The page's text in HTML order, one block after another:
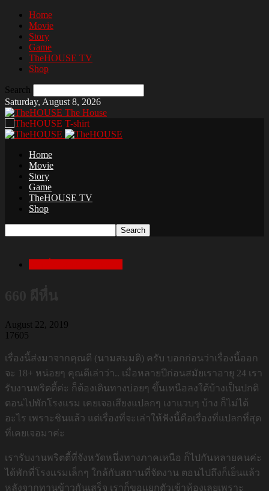
Home
Movie
Story
Game
TheHOUSE TV
Shop
Search
Saturday, August 8, 2026
The House
Home
Movie
Story
Game
TheHOUSE TV
Shop
August 22, 2019
17605
เรื่องนี้ส่งมาจากคุณดี (นามสมมติ) ครับ บอกก่อนว่าเรื่องนี้ออก
จะ 18+ หน่อยๆ คุณดีเล่าว่า.. เมื่อหลายปีก่อนสมัยเราอายุ 24 เรา
รับงานพริตตี้ค่ะ ก็ต้องเดินทางบ่อยๆ ขึ้นเหนือลงใต้บ้างเป็นปกติ
ตอนไปพักโรงแรม เคยเจอเสียงแปลกๆ เงาแวบๆ บ้าง ก็ไม่ได้
อะไร เพราะชินแล้ว แต่เรื่องที่จะเล่าให้ฟังนี้คือเรื่องที่แปลกที่สุด
ที่เคยเจอมาค่ะ
เรารับงานพริตตี้ที่จังหวัดหนึ่งทางภาคเหนือ ก็ไปกันหลายคนค่ะ
ได้พักที่โรงแรมเล็กๆ ใกล้กับสถานที่จัดงาน ตอนไปถึงก็เย็นแล้ว
หลังจากทานข้าวกันเสร็จ เราก็ขอแยกตัวเข้าห้องเลยเพราะ